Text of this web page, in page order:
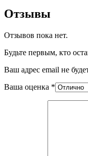
Отзывы
Отзывов пока нет.
Будьте первым, кто
Ваш адрес email не
Ваша оценка *